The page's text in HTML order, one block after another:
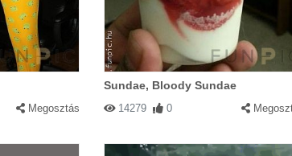
Megosztás
Sundae, Bloody Sundae
14279 0